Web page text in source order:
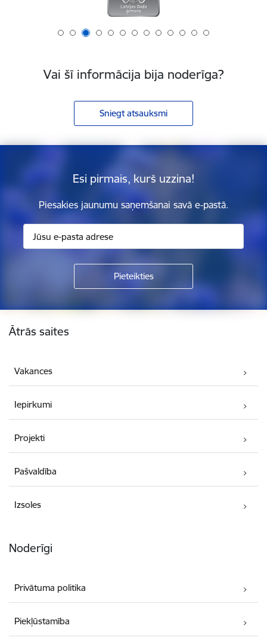
Vai šī informācija bija noderīga?
Sniegt atsauksmi
Esi pirmais, kurš uzzina!
Piesakies jaunumu saņemšanai savā e-pastā.
Kājene
Ātrās saites
Vakances
Iepirkumi
Projekti
Pašvaldība
Izsoles
Noderīgi
Privātuma politika
Piekļūstamība